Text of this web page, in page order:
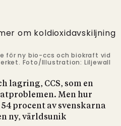
för ny bio-ccs och biokraft vid
Foto/Illustration: Liljewall
lagring, CCS, som en
Men hur
procent av svenskarna
ny, världsunik